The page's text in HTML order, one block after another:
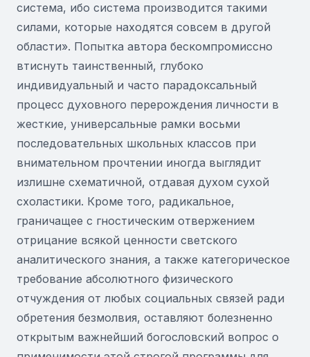
система, ибо система производится такими
силами, которые находятся совсем в другой
области». Попытка автора бескомпромиссно
втиснуть таинственный, глубоко
индивидуальный и часто парадоксальный
процесс духовного перерождения личности в
жесткие, универсальные рамки восьми
последовательных школьных классов при
внимательном прочтении иногда выглядит
излишне схематичной, отдавая духом сухой
схоластики. Кроме того, радикальное,
граничащее с гностическим отвержением
отрицание всякой ценности светского
аналитического знания, а также категорическое
требование абсолютного физического
отчуждения от любых социальных связей ради
обретения безмолвия, оставляют болезненно
открытым важнейший богословский вопрос о